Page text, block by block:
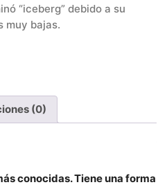
“iceberg” debido a su
muy bajas.
(0)
conocidas. Tiene una forma